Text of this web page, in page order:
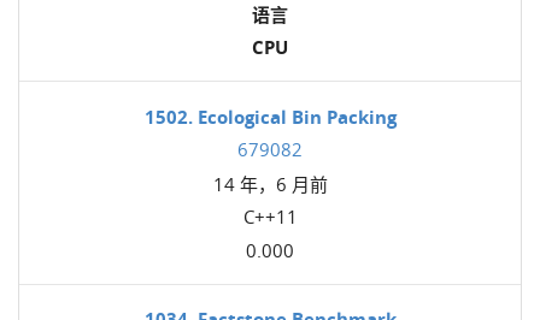
语言
CPU
1502. Ecological Bin Packing
679082
14 年，6 月前
C++11
0.000